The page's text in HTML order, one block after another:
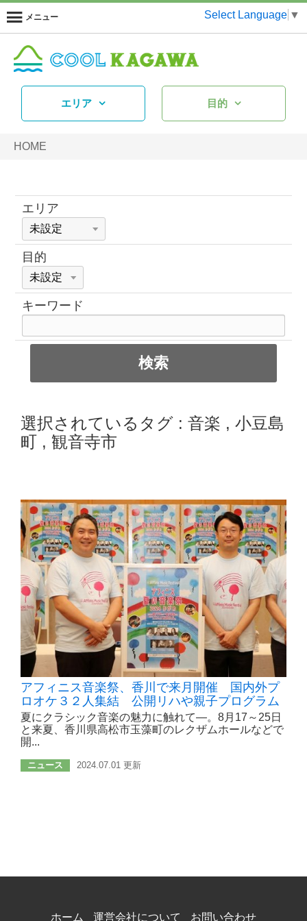
メニュー Select Language ▼
エリア 目的
HOME
エリア
目的
キーワード
選択されているタグ : 音楽 , 小豆島
町
, 観音寺市
アフィニス音楽祭、香川で来月開催 国内外プ
ロオケ３２人集結 公開リハや親子プログラム
夏にクラシック音楽の魅力に触れて―。8月17～25日
と来夏、香川県高松市玉藻町のレクザムホールなどで
開...
ニュース 2024.07.01 更新
ホーム 運営会社について お問い合わせ